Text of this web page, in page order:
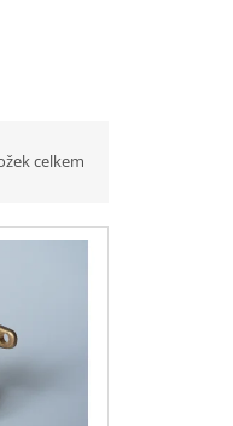
celkem